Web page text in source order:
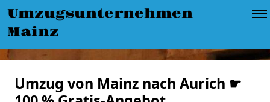
Umzugsunternehmen
Mainz
Umzug von Mainz nach Aurich ☛